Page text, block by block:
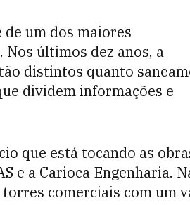
um dos maiores
últimos dez anos, a
distintos quanto
dividem informações e
que está tocando as
e a Carioca Engenharia.
torres comerciais com um